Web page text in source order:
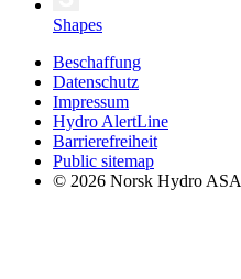
Shapes
Beschaffung
Datenschutz
Impressum
Hydro AlertLine
Barrierefreiheit
Public sitemap
© 2026 Norsk Hydro ASA